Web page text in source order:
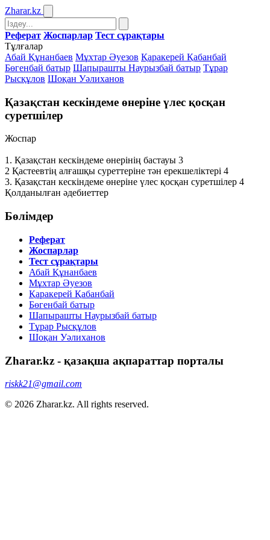
Zharar.kz
Реферат Жоспарлар Тест сұрақтары
Тұлғалар
Абай Құнанбаев Мұхтар Әуезов Қаракерей Қабанбай
Бөгенбай батыр Шапырашты Наурызбай батыр Тұрар
Рысқұлов Шоқан Уәлиханов
Қазақстан кескіндеме өнеріне үлес қосқан
суретшілер
Жоспар
1. Қазақстан кескіндеме өнерінің бастауы 3
2 Қастеевтің алғашқы суреттеріне тән ерекшеліктері 4
3. Қазақстан кескіндеме өнеріне үлес қосқан суретшілер 4
Қолданылған әдебиеттер
Бөлімдер
Реферат
Жоспарлар
Тест сұрақтары
Абай Құнанбаев
Мұхтар Әуезов
Қаракерей Қабанбай
Бөгенбай батыр
Шапырашты Наурызбай батыр
Тұрар Рысқұлов
Шоқан Уәлиханов
Zharar.kz - қазақша ақпараттар порталы
riskk21@gmail.com
© 2026 Zharar.kz. All rights reserved.